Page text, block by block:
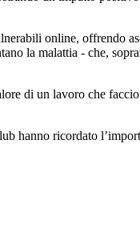
online, offrendo
la malattia - che,
di un lavoro che
hanno ricordato